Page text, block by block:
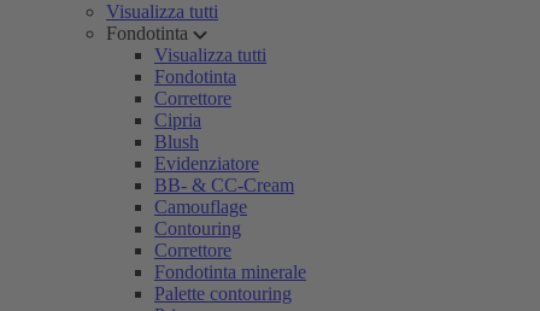
Visualizza tutti
Fondotinta
Visualizza tutti
Fondotinta
Correttore
Cipria
Blush
Evidenziatore
BB- & CC-Cream
Camouflage
Contouring
Correttore
Fondotinta minerale
Palette contouring